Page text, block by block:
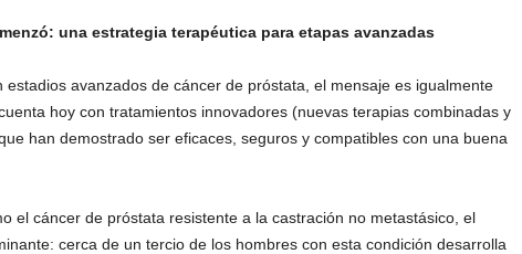
una estrategia terapéutica para etapas avanzadas
estadios avanzados de cáncer de próstata, el mensaje es igualmente
hoy con tratamientos innovadores (nuevas terapias combinadas y
han demostrado ser eficaces, seguros y compatibles con una buena
el cáncer de próstata resistente a la castración no metastásico, el
cerca de un tercio de los hombres con esta condición desarrolla